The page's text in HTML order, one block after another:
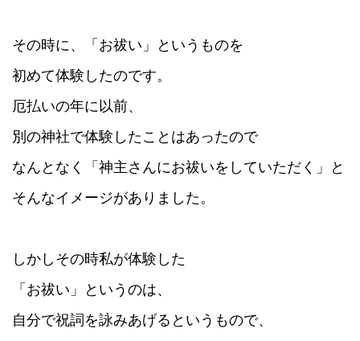
その時に、「お祓い」というものを
初めて体験したのです。
厄払いの年に以前、
別の神社で体験したことはあったので
なんとなく「神主さんにお祓いをしていただく」と
そんなイメージがありました。
しかしその時私が体験した
「お祓い」というのは、
自分で祝詞を詠みあげるというもので、